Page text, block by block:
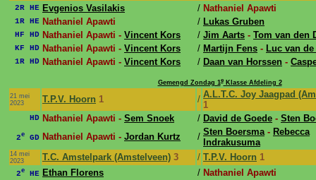
2R HE Evgenios Vasilakis / Nathaniel Apawti
1R HE Nathaniel Apawti / Lukas Gruben
HF HD Nathaniel Apawti - Vincent Kors / Jim Aarts - Tom van den
KF HD Nathaniel Apawti - Vincent Kors / Martijn Fens - Luc van
1R HD Nathaniel Apawti - Vincent Kors / Daan van Horssen -
Gemengd Zondag 1eKlasse Afdeling 2
21 mei
2023
T.P.V. Hoorn 1 / A.L.T.C. Joy Jaagpad
1
HD Nathaniel Apawti - Sem Snoek / David de Goede - Sten
2e GD Nathaniel Apawti - Jordan Kurtz / Sten Boersma- Rebecca
Indrakusuma
14 mei
2023
T.C. Amstelpark (Amstelveen) 3 / T.P.V. Hoorn 1
2e HE Ethan Florens / Nathaniel Apawti